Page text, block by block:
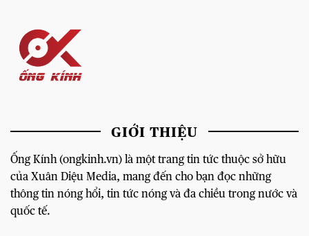
GIỚI THIỆU
Ống Kính (ongkinh.vn) là một trang tin tức thuộc sở hữu
của Xuân Diệu Media, mang đến cho bạn đọc những
thông tin nóng hổi, tin tức nóng và đa chiều trong nước và
quốc tế.